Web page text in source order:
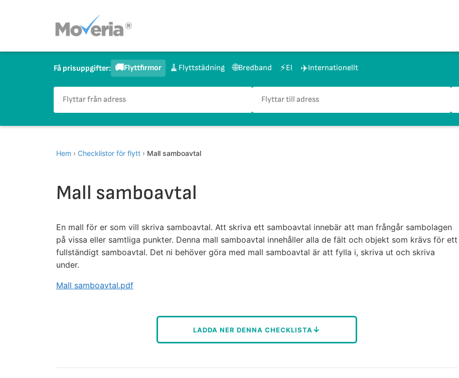
Få prisuppgifter: 🚚Flyttfirmor 🧹 Flyttstädning 🌐Bredband ⚡El ✈️Internationellt
Hem › Checklistor för flytt › Mall samboavtal
Mall samboavtal
En mall för er som vill skriva samboavtal. Att skriva ett samboavtal innebär att man frångår sambolagen
på vissa eller samtliga punkter. Denna mall samboavtal innehåller alla de fält och objekt som krävs för ett
fullständigt samboavtal. Det ni behöver göra med mall samboavtal är att fylla i, skriva ut och skriva
under.
Mall samboavtal.pdf
LADDA NER DENNA CHECKLISTA ↓